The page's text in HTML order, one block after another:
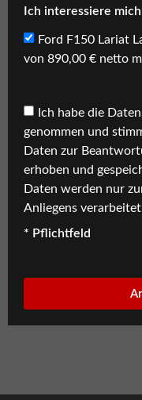
Ich interessiere
Ford F150 Lariat
von 890,00 € netto
Ich habe die
genommen und
Daten zur
erhoben und
Daten werden nur
Anliegens
* Pflichtfeld